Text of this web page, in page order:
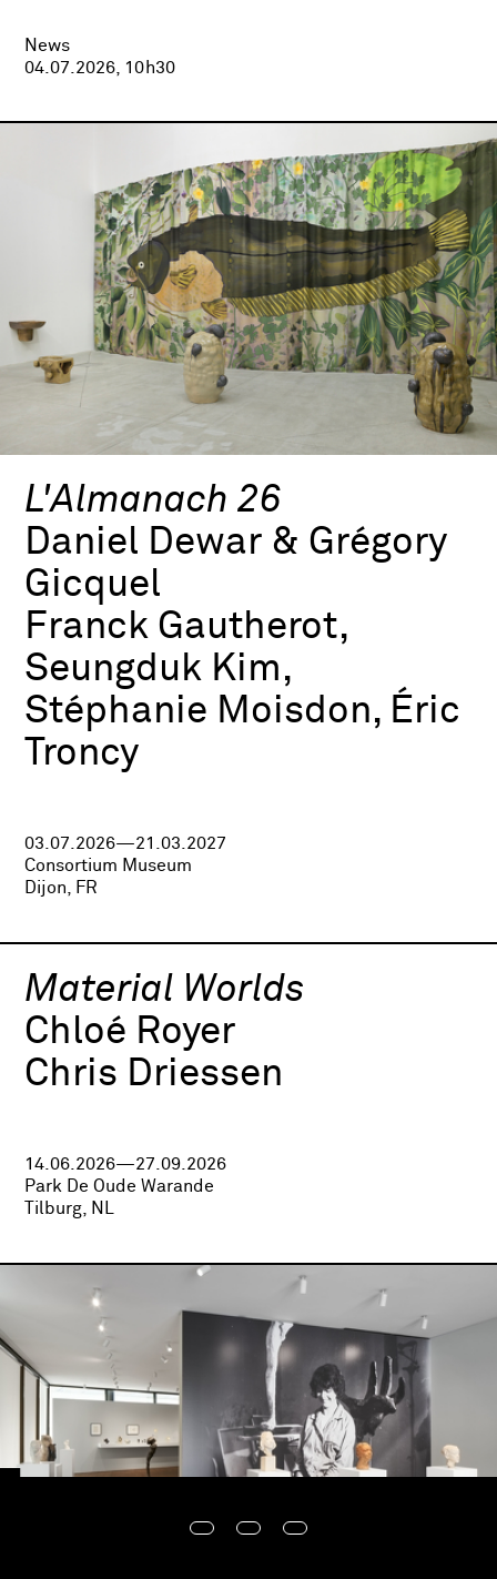
News
04.07.2026, 10h30
L'Almanach 26
Daniel Dewar & Grégory
Gicquel
Franck Gautherot,
Seungduk Kim,
Stéphanie Moisdon, Éric
Troncy
03.07.2026—21.03.2027
Consortium Museum
Dijon, FR
Material Worlds
Chloé Royer
Chris Driessen
14.06.2026—27.09.2026
Park De Oude Warande
Tilburg, NL